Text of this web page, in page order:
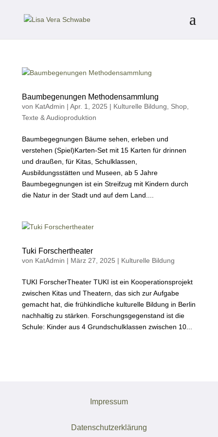
Baumbegenungen Methodensammlung
von KatAdmin | Apr. 1, 2025 | Kulturelle Bildung Shop,
Texte & Audioproduktion
Baumbegegnungen Bäume sehen, erleben und
verstehen (Spiel)Karten-Set mit 15 Karten für drinnen
und draußen, für Kitas, Schulklassen,
Ausbildungsstätten und Museen, ab 5 Jahre
Baumbegegnungen ist ein Streifzug mit Kindern durch
die Natur in der Stadt und auf dem Land....
Tuki Forschertheater
von KatAdmin | März 27, 2025 | Kulturelle Bildung
TUKI ForscherTheater TUKI ist ein Kooperationsprojekt
zwischen Kitas und Theatern, das sich zur Aufgabe
gemacht hat, die frühkindliche kulturelle Bildung in Berlin
nachhaltig zu stärken. Forschungsgegenstand ist die
Schule: Kinder aus 4 Grundschulklassen zwischen 10...
Impressum
Datenschutzerklärung